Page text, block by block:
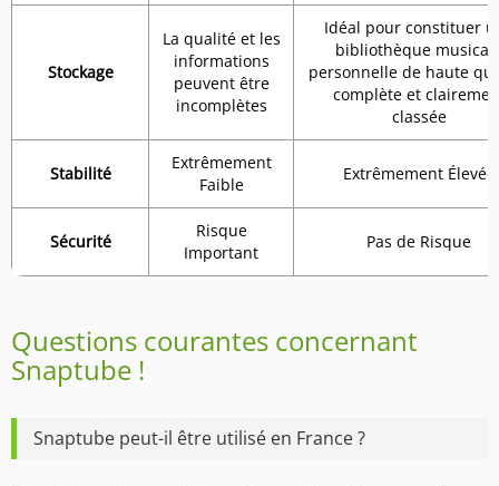
Stockage
La qualité et les
informations
peuvent être
incomplètes
Idéal pour constituer
bibliothèque
personnelle de haute
complète et
classée
Stabilité
Extrêmement
Faible
Extrêmement Élevée
Sécurité
Risque
Important
Pas de Risque
Questions courantes concernant
Snaptube !
Snaptube peut-il être utilisé en France ?